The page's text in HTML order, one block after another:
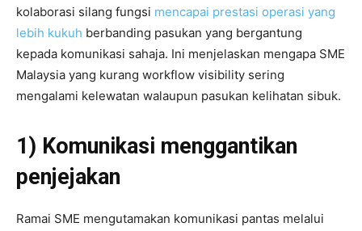
kolaborasi silang fungsi mencapai prestasi operasi yang
lebih kukuh berbanding pasukan yang bergantung
kepada komunikasi sahaja. Ini menjelaskan mengapa SME
Malaysia yang kurang workflow visibility sering
mengalami kelewatan walaupun pasukan kelihatan sibuk.
1) Komunikasi menggantikan
penjejakan
Ramai SME mengutamakan komunikasi pantas melalui